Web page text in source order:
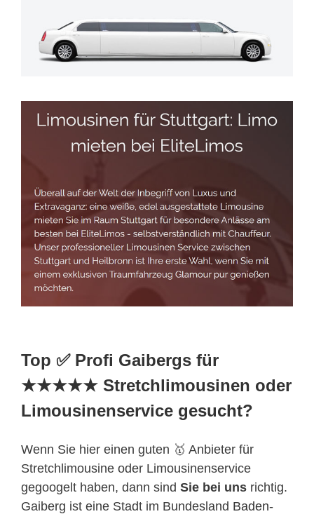
Top ✅ Profi Gaibergs für
★★★★★ Stretchlimousinen oder
Limousinenservice gesucht?
Wenn Sie hier einen guten 🥇 Anbieter für
Stretchlimousine oder Limousinenservice
gegoogelt haben, dann sind Sie bei uns richtig.
Gaiberg ist eine Stadt im Bundesland Baden-